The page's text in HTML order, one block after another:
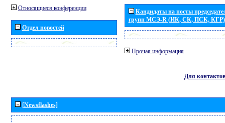
Относящиеся конференции
Отдел новостей
Кандидаты на посты
групп МСЭ-R (ИК, СК, ПСК, КГР)
Прочая информация
Для контактов
[Newsflashes]